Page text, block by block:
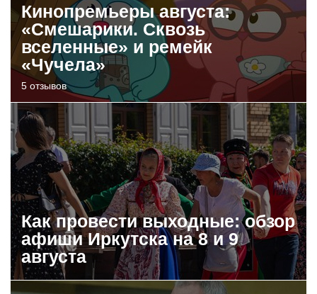
Кинопремьеры августа:
«Смешарики. Сквозь
вселенные» и ремейк
«Чучела»
5 отзывов
Как провести выходные: обзор
афиши Иркутска на 8 и 9
августа